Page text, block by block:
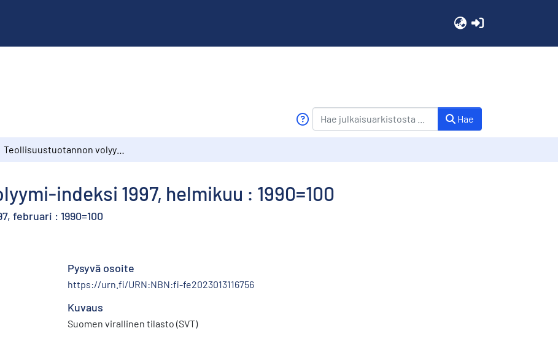
Hae
indeksi 1997, helmikuu : 1990=100
februari : 1990=100
Pysyvä osoite
https://urn.fi/URN:NBN:fi-fe2023013116756
Kuvaus
Suomen virallinen tilasto (SVT)